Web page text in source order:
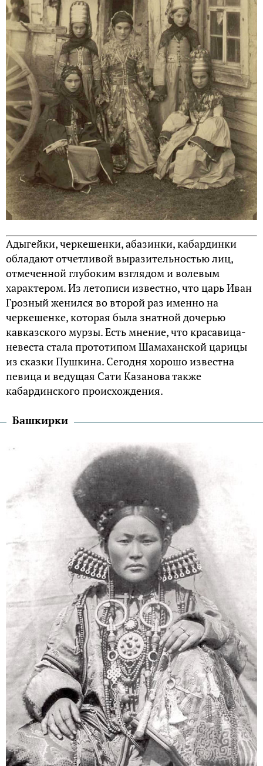
Адыгейки, черкешенки, абазинки, кабардинки
обладают отчетливой выразительностью лиц,
отмеченной глубоким взглядом и волевым
характером. Из летописи известно, что царь Иван
Грозный женился во второй раз именно на
черкешенке, которая была знатной дочерью
кавказского мурзы. Есть мнение, что красавица-
невеста стала прототипом Шамаханской царицы
из сказки Пушкина. Сегодня хорошо известна
певица и ведущая Сати Казанова также
кабардинского происхождения.
Башкирки